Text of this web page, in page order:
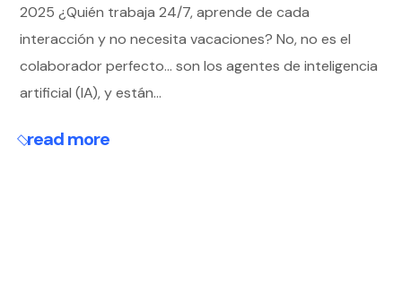
2025 ¿Quién trabaja 24/7, aprende de cada
interacción y no necesita vacaciones? No, no es el
colaborador perfecto… son los agentes de inteligencia
artificial (IA), y están...
read more